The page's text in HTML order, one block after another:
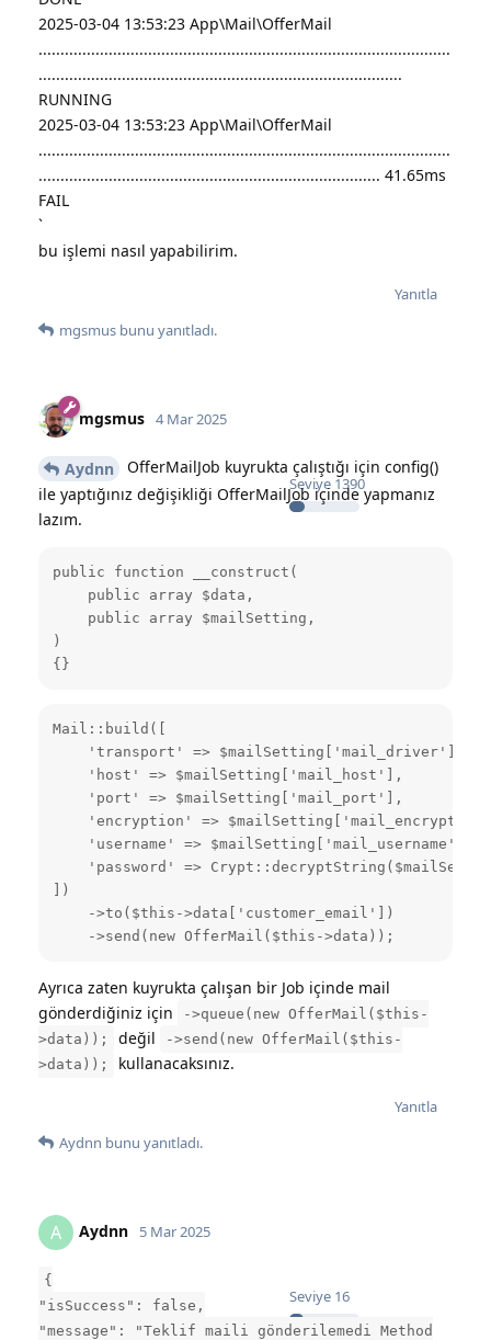
2025-03-04 13:53:23 App\Mail\OfferMail
..............................................................................................
...................................................................................
RUNNING
2025-03-04 13:53:23 App\Mail\OfferMail
..............................................................................................
.............................................................................. 41.65ms
FAIL
`
bu işlemi nasıl yapabilirim.
Yanıtla
mgsmus bunu yanıtladı.
mgsmus
Seviye 1390
4 Mar 2025
Aydnn
OfferMailJob kuyrukta çalıştığı için config()
ile yaptığınız değişikliği OfferMailJob içinde yapmanız
lazım.
public function __construct(
    public array $data,
    public array $mailSetting,
)
{}
Mail::build([
    'transport' => $mailSetting['mail_driver'],
    'host' => $mailSetting['mail_host'],
    'port' => $mailSetting['mail_port'],
'encryption' =>
    'username' => $mailSetting['mail_username'],
'password' =>
])
    ->to($this->data['customer_email'])
    ->send(new OfferMail($this->data));
Ayrıca zaten kuyrukta çalışan bir Job içinde mail
gönderdiğiniz için
->queue(new OfferMail($this-
>data));
değil
->send(new OfferMail($this-
>data));
kullanacaksınız.
Yanıtla
Aydnn bunu yanıtladı.
A Aydnn
Seviye 16
5 Mar 2025
{
"isSuccess": false,
"message": "Teklif maili gönderilemedi Method